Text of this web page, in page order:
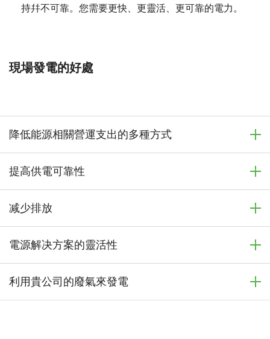
持幷不可靠。您需要更快、更靈活、更可靠的電力。
現場發電的好處
降低能源相關營運支出的多種方式
提高供電可靠性
减少排放
電源解决方案的靈活性
利用貴公司的廢氣來發電